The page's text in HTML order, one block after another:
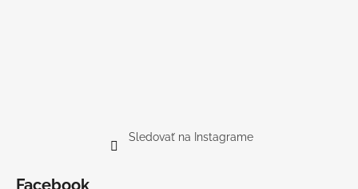
Sledovať na Instagrame